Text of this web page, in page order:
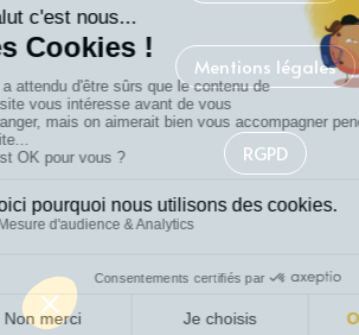
Mentions légales
RGPD